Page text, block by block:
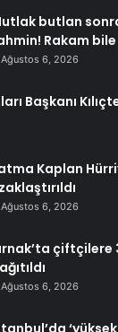
butlan
Rakam
Ağustos 6, 2026
Başkanı
Kaplan
Ağustos 6, 2026
çiftçilere
Ağustos 6, 2026